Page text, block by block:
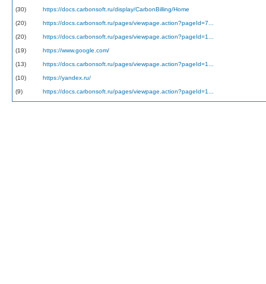
(30) https://docs.carbonsoft.ru/display/CarbonBilling/Home
(20) https://docs.carbonsoft.ru/pages/viewpage.action?pageId=7...
(20) https://docs.carbonsoft.ru/pages/viewpage.action?pageId=1...
(19) https://www.google.com/
(13) https://docs.carbonsoft.ru/pages/viewpage.action?pageId=1...
(10) https://yandex.ru/
(9) https://docs.carbonsoft.ru/pages/viewpage.action?pageId=1...